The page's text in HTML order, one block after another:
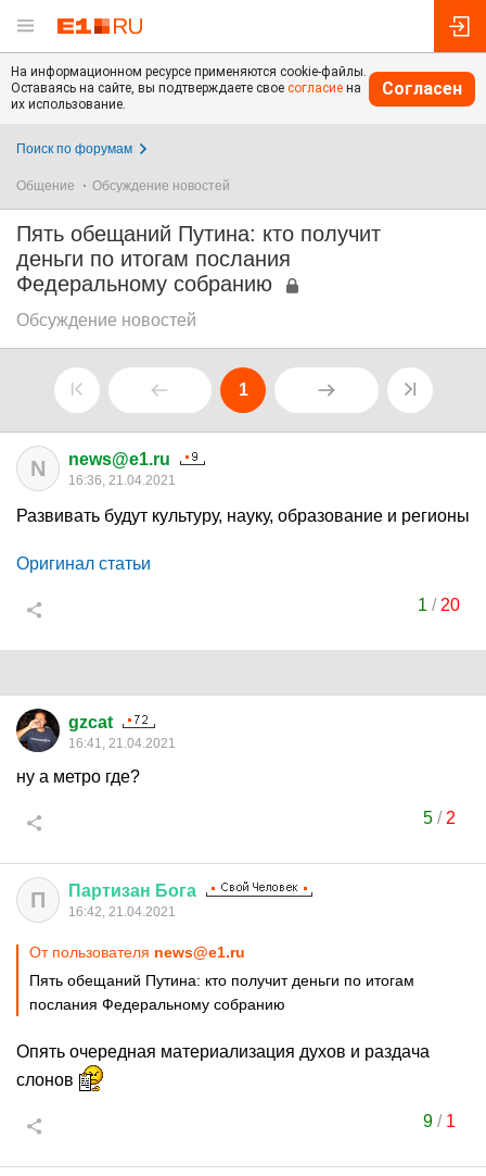
На информационном ресурсе применяются cookie-файлы.
Оставаясь на сайте, вы подтверждаете свое согласие на
их использование.
Согласен
Поиск по форумам
Общение Обсуждение новостей
Пять обещаний Путина: кто получит
деньги по итогам послания
Федеральному собранию
Обсуждение новостей
1
N news@e1.ru
16:36, 21.04.2021
Развивать будут культуру, науку, образование и регионы
Оригинал статьи
1 / 20
gzcat
16:41, 21.04.2021
ну а метро где?
5/ 2
П Партизан Бога
16:42, 21.04.2021
От пользователя news@e1.ru
Пять обещаний Путина: кто получит деньги по итогам
послания Федеральному собранию
Опять очередная материализация духов и раздача
слонов
9/ 1